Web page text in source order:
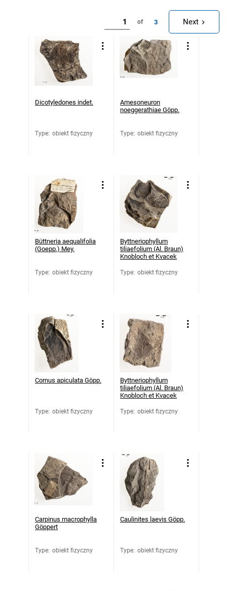
of 3 Next
Dicotyledones indet.
Type: obiekt fizyczny
Amesoneuron
noeggerathiae Göpp.
Type: obiekt fizyczny
Büttneria aequalifolia
(Goepp.) Mey.
Type: obiekt fizyczny
Byttneriophyllum
tiliaefolium (Al. Braun)
Knobloch et Kvacek
Type: obiekt fizyczny
Cornus apiculata Göpp.
Type: obiekt fizyczny
Byttneriophyllum
tiliaefolium (Al. Braun)
Knobloch et Kvacek
Type: obiekt fizyczny
Carpinus macrophylla
Göppert
Type: obiekt fizyczny
Caulinites laevis Göpp.
Type: obiekt fizyczny